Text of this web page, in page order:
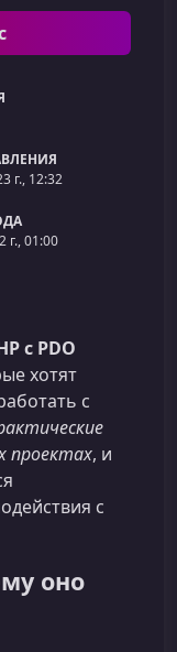
г., 12:32
г., 01:00
с PDO
хотят
с
проектах, и
с
оно